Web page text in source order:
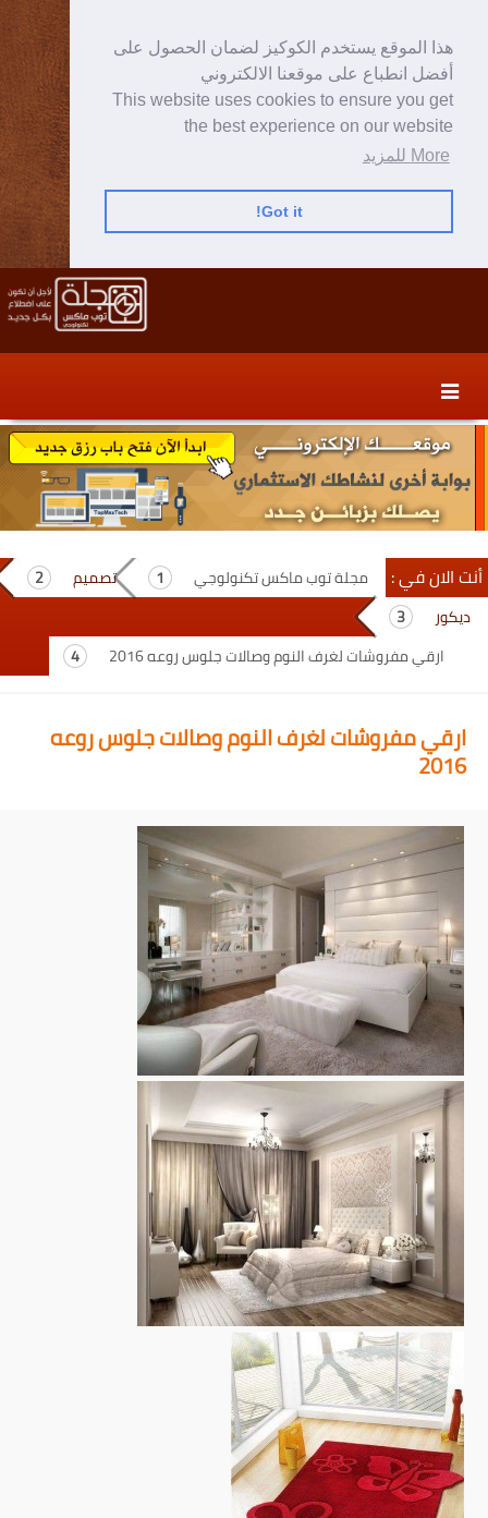
هذا الموقع يستخدم الكوكيز لضمان الحصول على
أفضل انطباع على موقعنا الالكتروني
This website uses cookies to ensure you get
the best experience on our website
More للمزيد
Got it!
content
secondary
content
أنت الان في : مجلة توب ماكس تكنولوجي
تصميم
ديكور
ارقي مفروشات لغرف النوم وصالات جلوس روعه 2016
ارقي مفروشات لغرف النوم وصالات جلوس روعه
2016